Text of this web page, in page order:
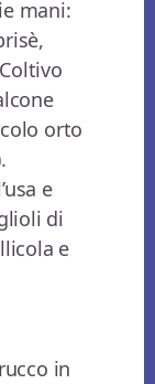
mani:
orto
e
di
e
in